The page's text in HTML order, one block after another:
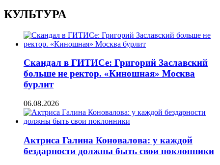
КУЛЬТУРА
Скандал в ГИТИСе: Григорий Заславский
больше не ректор. «Киношная» Москва
бурлит
06.08.2026
Актриса Галина Коновалова: у каждой
бездарности должны быть свои поклонники